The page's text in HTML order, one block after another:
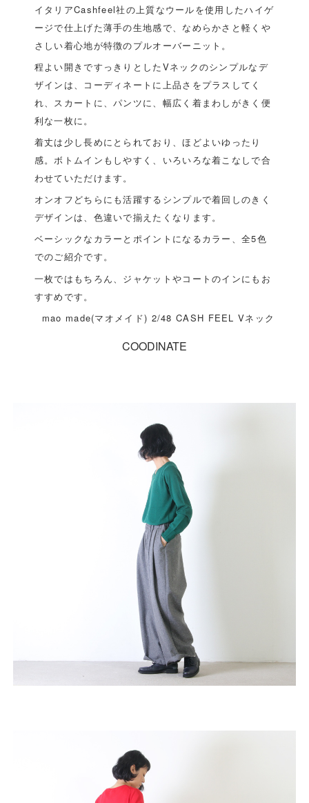
イタリアCashfeel社の上質なウールを使用したハイゲ
ージで仕上げた薄手の生地感で、なめらかさと軽くや
さしい着心地が特徴のプルオーバーニット。
程よい開きですっきりとしたVネックのシンプルなデ
ザインは、コーディネートに上品さをプラスしてく
れ、スカートに、パンツに、幅広く着まわしがきく便
利な一枚に。
着丈は少し長めにとられており、ほどよいゆったり
感。ボトムインもしやすく、いろいろな着こなしで合
わせていただけます。
オンオフどちらにも活躍するシンプルで着回しのきく
デザインは、色違いで揃えたくなります。
ベーシックなカラーとポイントになるカラー、全5色
でのご紹介です。
一枚ではもちろん、ジャケットやコートのインにもお
すすめです。
mao made(マオメイド) 2/48 CASH FEEL Vネック
COODINATE